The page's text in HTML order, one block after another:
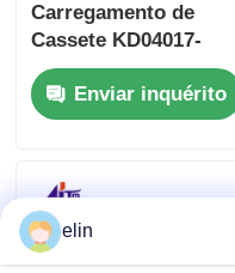
Carregamento de
Cassete KD04017-
C001 Fujitsu GSR50 +
QuadroEnviar inquérito
elin